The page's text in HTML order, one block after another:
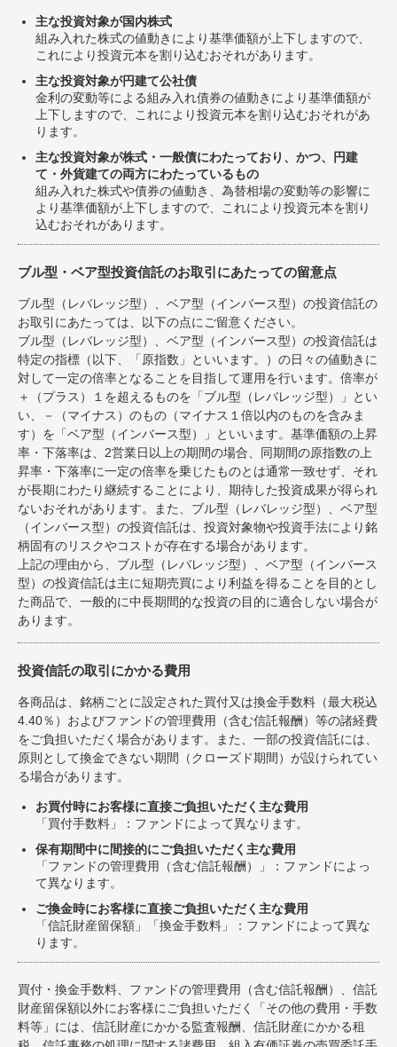
主な投資対象が国内株式
組み入れた株式の値動きにより基準価額が上下しますので、
これにより投資元本を割り込むおそれがあります。
主な投資対象が円建て公社債
金利の変動等による組み入れ債券の値動きにより基準価額が
上下しますので、これにより投資元本を割り込むおそれがあ
ります。
主な投資対象が株式・一般債にわたっており、かつ、円建
て・外貨建ての両方にわたっているもの
組み入れた株式や債券の値動き、為替相場の変動等の影響に
より基準価額が上下しますので、これにより投資元本を割り
込むおそれがあります。
ブル型・ベア型投資信託のお取引にあたっての留意点
ブル型（レバレッジ型）、ベア型（インバース型）の投資信託の
お取引にあたっては、以下の点にご留意ください。
ブル型（レバレッジ型）、ベア型（インバース型）の投資信託は
特定の指標（以下、「原指数」といいます。）の日々の値動きに
対して一定の倍率となることを目指して運用を行います。倍率が
＋（プラス）１を超えるものを「ブル型（レバレッジ型）」とい
い、－（マイナス）のもの（マイナス１倍以内のものを含みま
す）を「ベア型（インバース型）」といいます。基準価額の上昇
率・下落率は、2営業日以上の期間の場合、同期間の原指数の上
昇率・下落率に一定の倍率を乗じたものとは通常一致せず、それ
が長期にわたり継続することにより、期待した投資成果が得られ
ないおそれがあります。また、ブル型（レバレッジ型）、ベア型
（インバース型）の投資信託は、投資対象物や投資手法により銘
柄固有のリスクやコストが存在する場合があります。
上記の理由から、ブル型（レバレッジ型）、ベア型（インバース
型）の投資信託は主に短期売買により利益を得ることを目的とし
た商品で、一般的に中長期間的な投資の目的に適合しない場合が
あります。
投資信託の取引にかかる費用
各商品は、銘柄ごとに設定された買付又は換金手数料（最大税込
4.40％）およびファンドの管理費用（含む信託報酬）等の諸経費
をご負担いただく場合があります。また、一部の投資信託には、
原則として換金できない期間（クローズド期間）が設けられてい
る場合があります。
お買付時にお客様に直接ご負担いただく主な費用
「買付手数料」：ファンドによって異なります。
保有期間中に間接的にご負担いただく主な費用
「ファンドの管理費用（含む信託報酬）」：ファンドによっ
て異なります。
ご換金時にお客様に直接ご負担いただく主な費用
「信託財産留保額」「換金手数料」：ファンドによって異な
ります。
買付・換金手数料、ファンドの管理費用（含む信託報酬）、信託
財産留保額以外にお客様にご負担いただく「その他の費用・手数
料等」には、信託財産にかかる監査報酬、信託財産にかかる租